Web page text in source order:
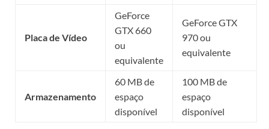
Placa de Vídeo
GeForce
GTX 660
ou
equivalente
GeForce GTX
970 ou
equivalente
Armazenamento
60 MB de
espaço
disponível
100 MB de
espaço
disponível